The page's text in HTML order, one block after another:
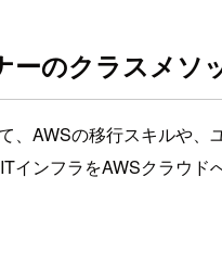
のクラスメソ
AWSの移行スキルや
インフラをAWSクラウド